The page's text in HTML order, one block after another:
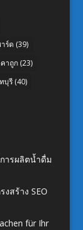
ร์ด (39)
าถูก(23)
บุรี(40)
ารผลิตน้ำดื่ม
สร้าง SEO
für Ihr